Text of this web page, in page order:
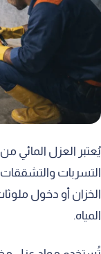
يُعتبر العزل المائي
التسربات
الخزان أو دخول
المياه.